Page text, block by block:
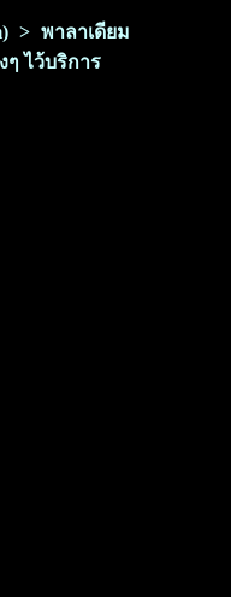
> พาลาเดียม
ๆ ไว้บริการ